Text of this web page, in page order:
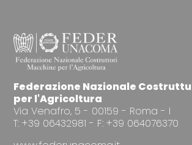
Federazione Nazionale
per l'Agricoltura
Via Venafro, 5 - 00159 - Roma - I
T: +39 06432981 - F: +39 064076370